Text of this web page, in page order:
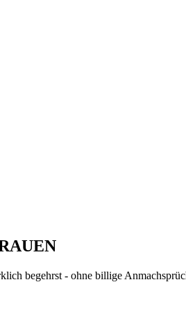
begehrst - ohne billige